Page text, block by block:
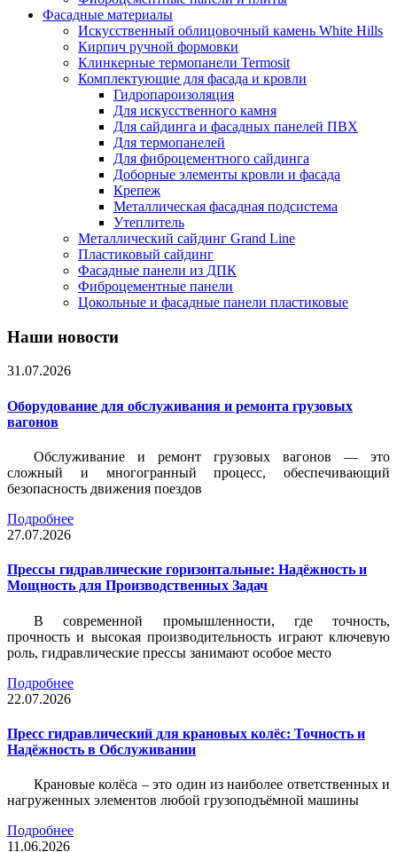
Фасадные материалы
Искусственный облицовочный камень White Hills
Кирпич ручной формовки
Клинкерные термопанели Termosit
Комплектующие для фасада и кровли
Гидропароизоляция
Для искусственного камня
Для сайдинга и фасадных панелей ПВХ
Для термопанелей
Для фиброцементного сайдинга
Доборные элементы кровли и фасада
Крепеж
Металлическая фасадная подсистема
Утеплитель
Металлический сайдинг Grand Line
Пластиковый сайдинг
Фасадные панели из ДПК
Фиброцементные панели
Цокольные и фасадные панели пластиковые
Наши новости
31.07.2026
Оборудование для обслуживания и ремонта грузовых
вагонов
Обслуживание и ремонт грузовых вагонов — это
сложный и многогранный процесс, обеспечивающий
безопасность движения поездов
Подробнее
27.07.2026
Прессы гидравлические горизонтальные: Надёжность и
Мощность для Производственных Задач
В современной промышленности, где точность,
прочность и высокая производительность играют ключевую
роль, гидравлические прессы занимают особое место
Подробнее
22.07.2026
Пресс гидравлический для крановых колёс: Точность и
Надёжность в Обслуживании
Крановые колёса – это один из наиболее ответственных и
нагруженных элементов любой грузоподъёмной машины
Подробнее
11.06.2026